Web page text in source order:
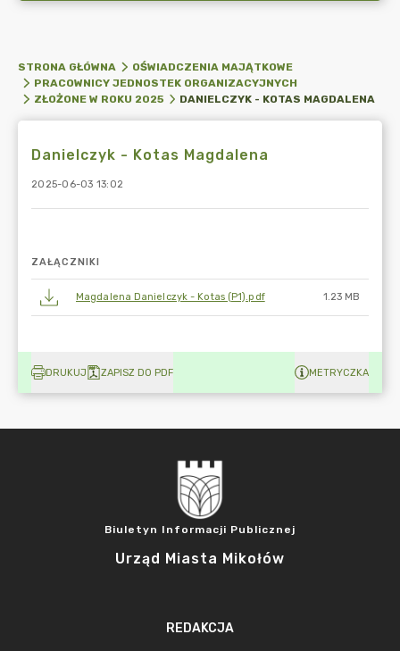
STRONA GŁÓWNA
OŚWIADCZENIA MAJĄTKOWE
PRACOWNICY JEDNOSTEK ORGANIZACYJNYCH
ZŁOŻONE W ROKU 2025
DANIELCZYK - KOTAS MAGDALENA
Danielczyk - Kotas Magdalena
2025-06-03 13:02
ZAŁĄCZNIKI
Magdalena Danielczyk - Kotas (P1).pdf 1.23 MB
DRUKUJ ZAPISZ DO PDF METRYCZKA
Biuletyn Informacji Publicznej
Urząd Miasta Mikołów
REDAKCJA